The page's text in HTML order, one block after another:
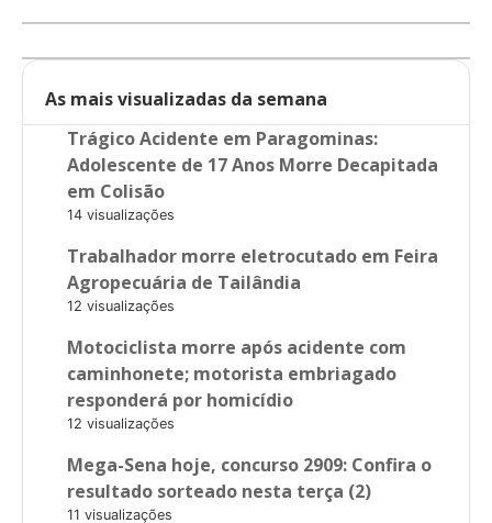
As mais visualizadas da semana
Trágico Acidente em Paragominas:
Adolescente de 17 Anos Morre Decapitada
em Colisão
14 visualizações
Trabalhador morre eletrocutado em Feira
Agropecuária de Tailândia
12 visualizações
Motociclista morre após acidente com
caminhonete; motorista embriagado
responderá por homicídio
12 visualizações
Mega-Sena hoje, concurso 2909: Confira o
resultado sorteado nesta terça (2)
11 visualizações